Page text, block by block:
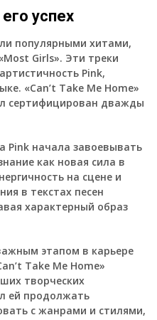
успех
популярными хитами,
Girls». Эти треки
Pink,
«Can’t Take Me Home»
сертифицирован дважды
Pink начала завоевывать
как новая сила в
на сцене и
в текстах песен
характерный образ
этапом в карьере
Take Me Home»
творческих
ей продолжать
с жанрами и стилями,